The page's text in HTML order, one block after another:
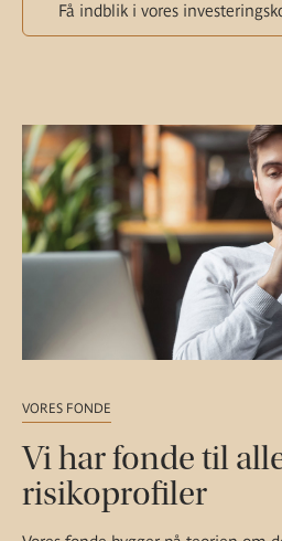
Få indblik i vores
VORES FONDE
Vi har fonde til
risikoprofiler